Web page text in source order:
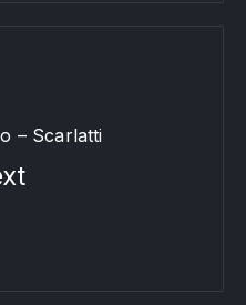
– Scarlatti